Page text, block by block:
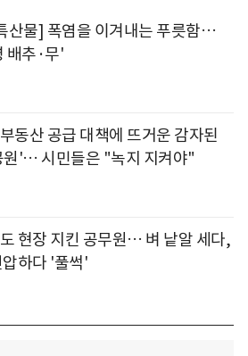
산물] 폭염을 이겨내는 푸릇함…
배추·무'
동산 공급 대책에 뜨거운 감자된
원'… 시민들은 "녹지 지켜야"
현장 지킨 공무원… 벼 낱알 세다,
하다 '풀썩'